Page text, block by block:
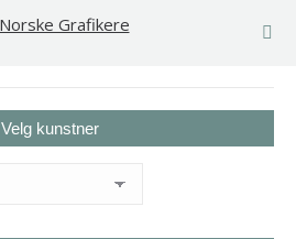
Velg kunstner